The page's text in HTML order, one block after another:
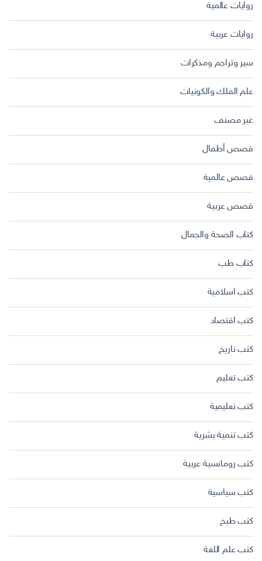
روايات عالمية
روايات عربية
سير وتراجم ومذكرات
علم الفلك والكونيات
غير مصنف
قصص أطفال
قصص عالمية
قصص عربية
كتاب الصحة والجمال
كتاب طب
كتب اسلامية
كتب اقتصاد
كتب تاريخ
كتب تعليم
كتب تعليمية
كتب تنمية بشرية
كتب رومانسية عربية
كتب سياسية
كتب طبخ
كتب علم اللغة